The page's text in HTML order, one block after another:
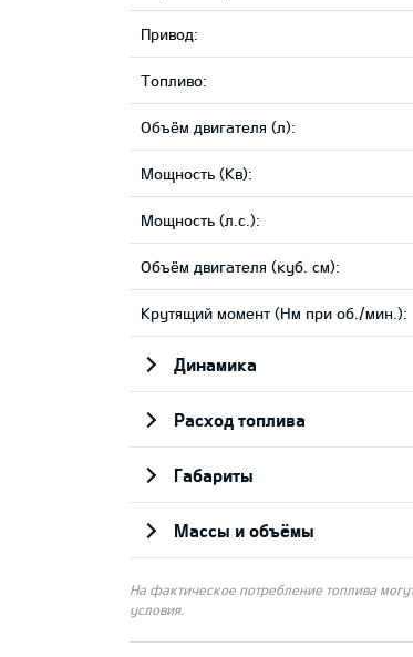
Привод:
Tопливо:
Объём двигателя (л):
Мощность (Кв):
Мощность (л.с.):
Объём двигателя (куб. см):
Крутящий момент (Нм при об./мин.):
Динамика
Pасход топлива
Габариты
Массы и объёмы
На фактическое потребление топлива
условия.